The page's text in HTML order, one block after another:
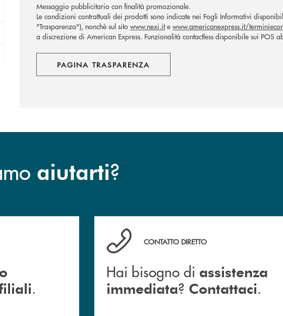
Messaggio pubblicitario con finalità promozionale.
Le condizioni contrattuali dei prodotti sono indicate nei Fogli Informativi
"Trasparenza"), nonchè sul sito www.nexi.ite www.americanexpress.it/
a discrezione di American Express. Funzionalità contactless disponibile sui POS
PAGINA TRASPARENZA
aiutarti?
delle filiali .
.
Hai bisogno di assistenza immediata ?
CONTATTO DIRETTO
Hai bisogno di assistenza
immediata? Contattaci.